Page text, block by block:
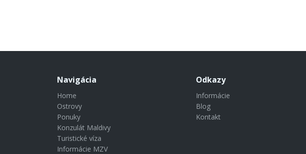
Navigácia
Home
Ostrovy
Ponuky
Konzulát Maldivy
Turistické víza
Informácie MZV
Odkazy
Informácie
Blog
Kontakt